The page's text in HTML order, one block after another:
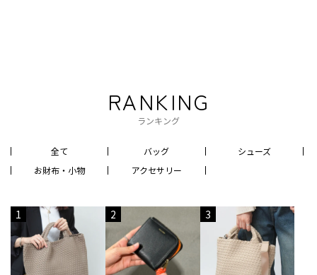
RANKING
ランキング
全て バッグ
シューズ
お財布・小物
アクセサリー
1 2 3